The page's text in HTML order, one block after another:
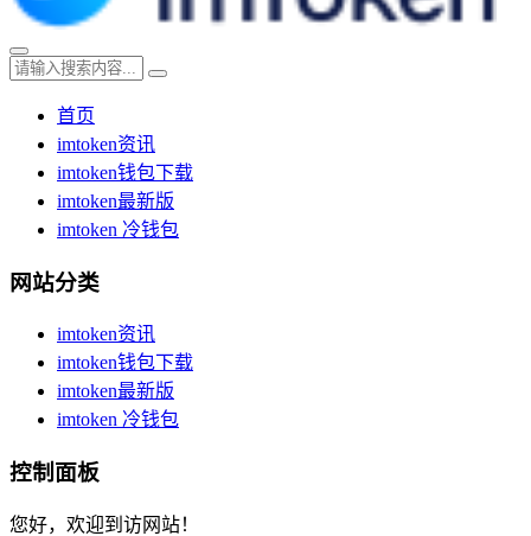
首页
imtoken资讯
imtoken钱包下载
imtoken最新版
imtoken 冷钱包
网站分类
imtoken资讯
imtoken钱包下载
imtoken最新版
imtoken 冷钱包
控制面板
您好，欢迎到访网站！